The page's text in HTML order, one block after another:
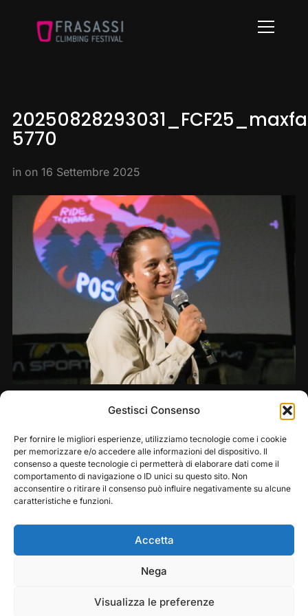
Gestisci Consenso
Per fornire le migliori esperienze, utilizziamo tecnologie come i cookie
per memorizzare e/o accedere alle informazioni del dispositivo. Il
consenso a queste tecnologie ci permetterà di elaborare dati come il
comportamento di navigazione o ID unici su questo sito. Non
acconsentire o ritirare il consenso può influire negativamente su alcune
caratteristiche e funzioni.
Accetta
Nega
Visualizza le preferenze
Info
5770
in on 16 Settembre 2025
Copyright © 2026 — Frasassi Climbing Festival. All
Rights Reserved